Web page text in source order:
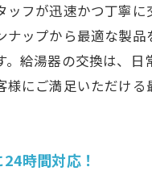
フが迅速かつ丁寧
ナップから最適な製
給湯器の交換は、
にご満足いただける
時間対応！